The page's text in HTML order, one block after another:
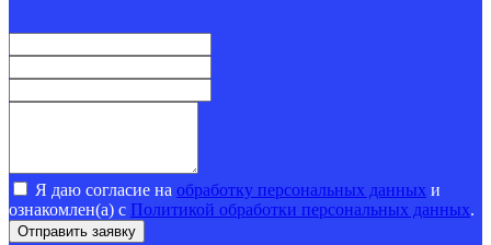
Я даю согласие на обработку персональных данных и
ознакомлен(а) с Политикой обработки персональных данных.